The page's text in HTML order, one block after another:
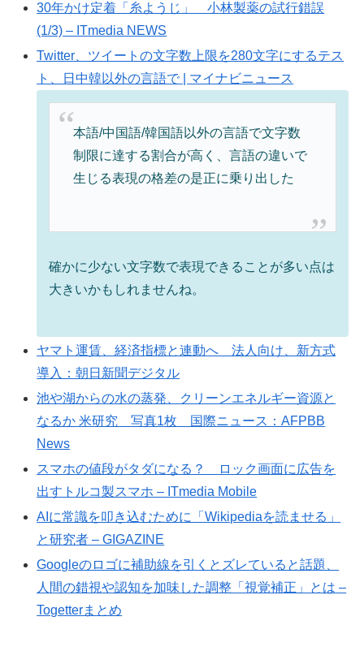
30年かけ定着「糸ようじ」 小林製薬の試行錯誤
(1/3) – ITmedia NEWS
Twitter、ツイートの文字数上限を280文字にするテス
ト、日中韓以外の言語で | マイナビニュース
本語/中国語/韓国語以外の言語で文字数
制限に達する割合が高く、言語の違いで
生じる表現の格差の是正に乗り出した
確かに少ない文字数で表現できることが多い点は
大きいかもしれませんね。
ヤマト運賃、経済指標と連動へ 法人向け、新方式
導入：朝日新聞デジタル
池や湖からの水の蒸発、クリーンエネルギー資源と
なるか 米研究 写真1枚 国際ニュース：AFPBB
News
スマホの値段がタダになる？ ロック画面に広告を
出すトルコ製スマホ – ITmedia Mobile
AIに常識を叩き込むために「Wikipediaを読ませる」
と研究者 – GIGAZINE
Googleのロゴに補助線を引くとズレていると話題、
人間の錯視や認知を加味した調整「視覚補正」とは –
Togetterまとめ